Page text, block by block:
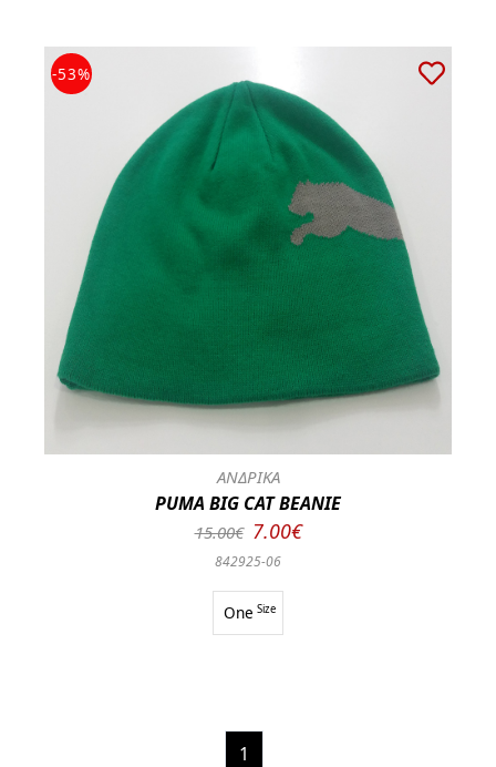
-53%
ΑΝΔΡΙΚΑ
PUMA BIG CAT BEANIE
15.00€ 7.00€
842925-06
One Size
1